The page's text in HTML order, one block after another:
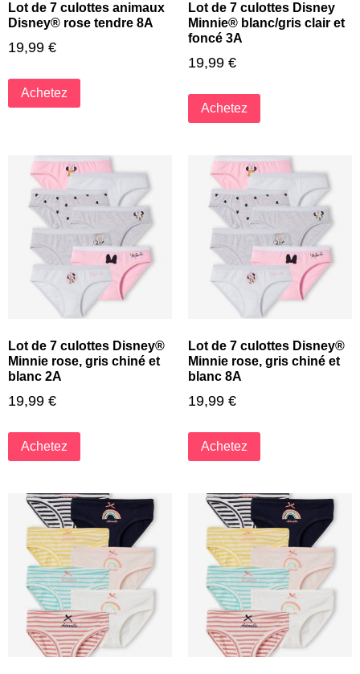
Lot de 7 culottes animaux
Disney® rose tendre 8A
19,99 €
Achetez
Lot de 7 culottes Disney
Minnie® blanc/gris clair et
foncé 3A
19,99 €
Achetez
Lot de 7 culottes Disney®
Minnie rose, gris chiné et
blanc 2A
19,99 €
Achetez
Lot de 7 culottes Disney®
Minnie rose, gris chiné et
blanc 8A
19,99 €
Achetez